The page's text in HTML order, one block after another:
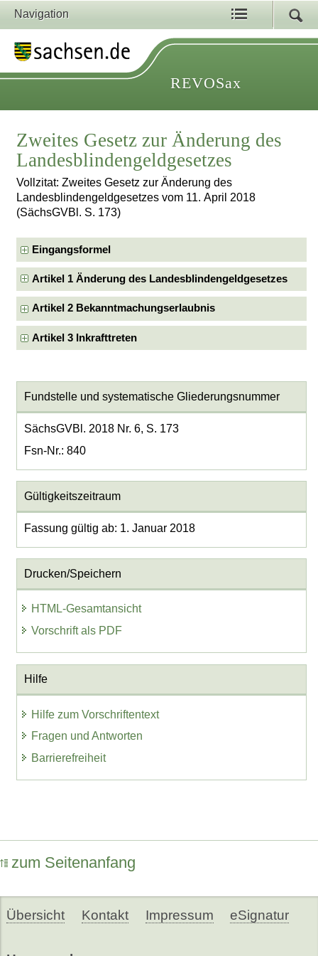
Navigation
REVOSax
Zweites Gesetz zur Änderung des
Landesblindengeldgesetzes
Vollzitat: Zweites Gesetz zur Änderung des
Landesblindengeldgesetzes vom 11. April 2018
(SächsGVBl. S. 173)
Eingangsformel
Artikel 1 Änderung des Landesblindengeldgesetzes
Artikel 2 Bekanntmachungserlaubnis
Artikel 3 Inkrafttreten
Fundstelle und systematische Gliederungsnummer
SächsGVBl. 2018 Nr. 6, S. 173
Fsn-Nr.: 840
Gültigkeitszeitraum
Fassung gültig ab: 1. Januar 2018
Drucken/Speichern
HTML-Gesamtansicht
Vorschrift als PDF
Hilfe
Hilfe zum Vorschriftentext
Fragen und Antworten
Barrierefreiheit
zum Seitenanfang
Übersicht Kontakt Impressum eSignatur